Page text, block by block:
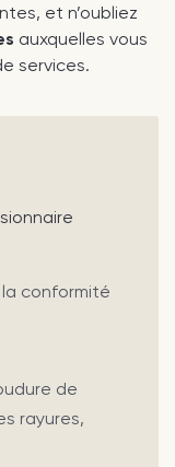
et n’oubliez
auxquelles vous
services.
conformité
de
rayures,